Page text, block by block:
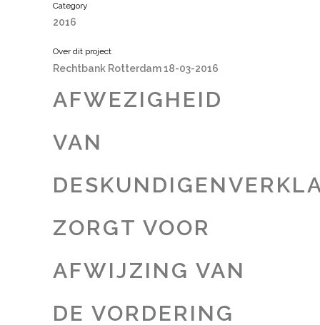
Category
2016
Over dit project
Rechtbank Rotterdam 18-03-2016
AFWEZIGHEID
VAN
ZORGT VOOR
AFWIJZING VAN
DE VORDERING